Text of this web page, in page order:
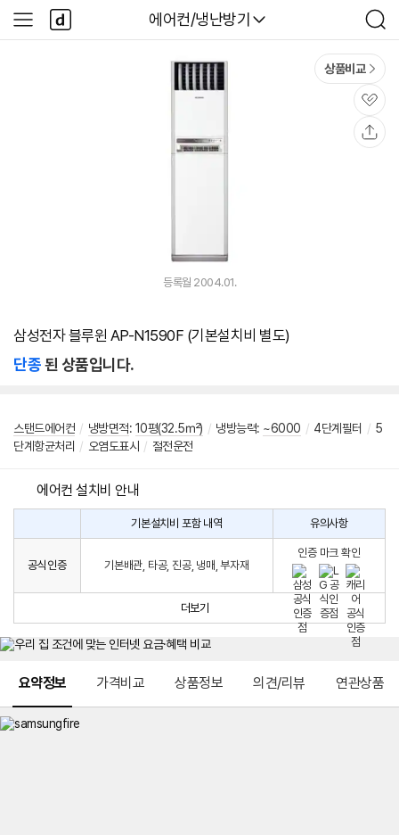
다나와
에어컨/냉난방기
검
색
사
이
다
나
와
상품비교
관
심
등록월 2004.01.
삼성전자 블루윈 AP-N1590F (기본설치비 별도)
단종된 상품입니다.
스탠드에어컨 / 냉방면적: 10평(32.5㎡) / 냉방능력: ~6000 / 4단계필터 / 5
단계항균처리 / 오염도표시 / 절전운전
에어컨 설치비 안내
구
시
생
는
치
비
컨
설
기본설치비 포함 내역 유의사항
공식인증 기본배관, 타공, 진공, 냉매, 부자재
인증 마크 확인
더보기
요약정보 가격비교 상품정보 의견/리뷰 연관상품